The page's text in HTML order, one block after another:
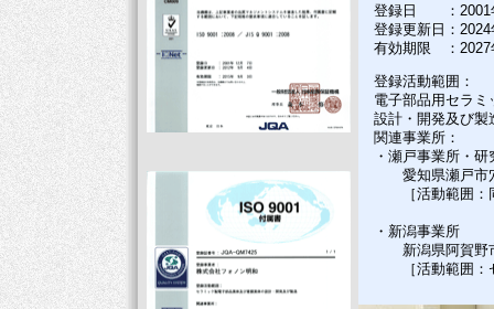
登録日 ：2001
登録更新日：2024
有効期限 ：2027
登録活動範囲：
電子部品用セラ
設計・開発及び製
関連事業所：
・瀬戸事業所・研
愛知県瀬戸市
［活動範囲：
・新潟事業所
新潟県阿賀野市
［活動範囲：セ